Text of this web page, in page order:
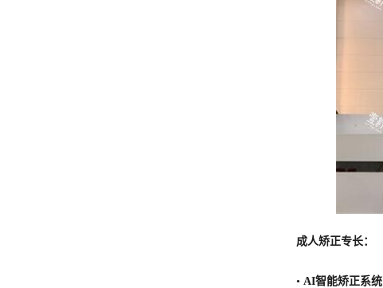
成人矫正专长：
• AI智能矫正系统